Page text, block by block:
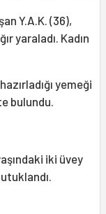
Y.A.K. (36),
yaraladı. Kadın
yemeği
bulundu.
iki üvey